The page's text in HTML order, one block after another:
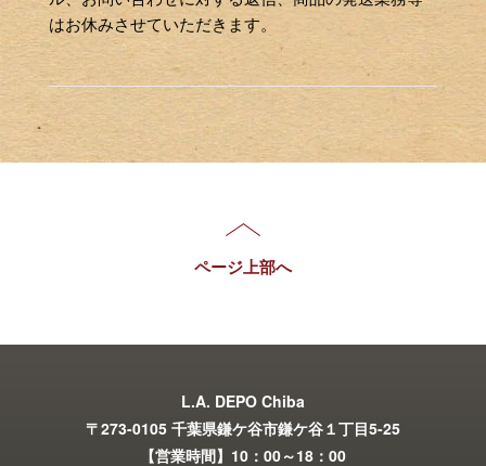
はお休みさせていただきます。
ページ上部へ
L.A. DEPO Chiba
〒273-0105 千葉県鎌ケ谷市鎌ケ谷１丁目5-25
【営業時間】10：00～18：00